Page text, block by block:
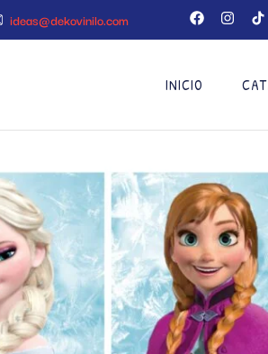
ideas@dekovinilo.com
INICIO